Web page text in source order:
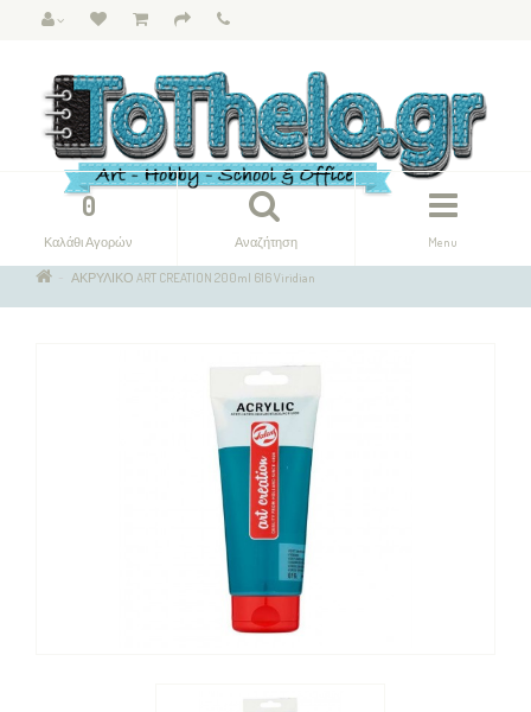
Menu
Αναζήτηση
0
Καλάθι Αγορών
ΑΚΡΥΛΙΚΟ ART CREATION 200ml 616 Viridian